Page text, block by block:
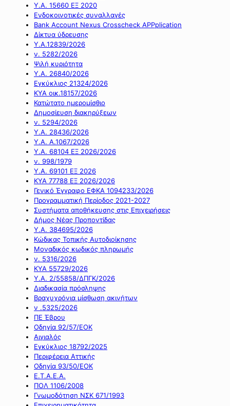
Υ.Α. 15660 ΕΞ 2020
Ενδοκοινοτικές συναλλαγές
Bank Account Nexus Crosscheck APPplication
Δίκτυα ύδρευσης
Υ.Α.12839/2026
ν. 5282/2026
Ψιλή κυριότητα
Υ.Α. 26840/2026
Εγκύκλιος 21324/2026
ΚΥΑ οικ.18157/2026
Κατώτατο ημερομίσθιο
Δημοσίευση διακηρύξεων
ν. 5294/2026
Υ.Α. 28436/2026
Υ.Α. Α.1067/2026
Υ.Α. 68104 ΕΞ 2026/2026
ν. 998/1979
Υ.Α. 69101 ΕΞ 2026
ΚΥΑ 77788 ΕΞ 2026/2026
Γενικό Έγγραφο ΕΦΚΑ 1094233/2026
Προγραμματική Περίοδος 2021-2027
Συστήματα αποθήκευσης στις Επιχειρήσεις
Δήμος Νέας Προποντίδας
Υ.Α. 384695/2026
Κώδικας Τοπικής Αυτοδιοίκησης
Μοναδικός κωδικός πληρωμής
ν. 5316/2026
ΚΥΑ 55729/2026
Υ.Α. 2/55858/ΔΠΓΚ/2026
Διαδικασία πρόσληψης
Βραχυχρόνια μίσθωση ακινήτων
ν .5325/2026
ΠΕ Έβρου
Οδηγία 92/57/ΕΟΚ
Αιγιαλός
Εγκύκλιος 18792/2025
Περιφέρεια Αττικής
Οδηγία 93/50/ΕΟΚ
Ε.Τ.Α.Ε.Α.
ΠΟΛ 1106/2008
Γνωμοδότηση ΝΣΚ 671/1993